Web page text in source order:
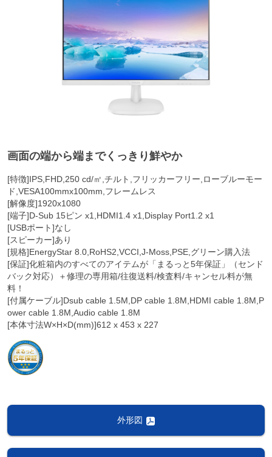
画面の端から端までくっきり鮮やか
[特徴]IPS,FHD,250 cd/㎡,チルト,フリッカーフリー,ローブルーモー
ド,VESA100mmx100mm,フレームレス
[解像度]1920x1080
[端子]D-Sub 15ピン x1,HDMI1.4 x1,Display Port1.2 x1
[USBポート]なし
[スピーカー]あり
[規格]EnergyStar 8.0,RoHS2,VCCI,J-Moss,PSE,グリーン購入法
[保証]化粧箱内のすべてのアイテムが「まるっと5年保証」（センド
バック対応）＋修理の専用箱/往復送料/検査料/キャンセル料が無
料！
[付属ケーブル]Dsub cable 1.5M,DP cable 1.8M,HDMI cable 1.8M,P
ower cable 1.8M,Audio cable 1.8M
[本体寸法W×H×D(mm)]612 x 453 x 227
外形図